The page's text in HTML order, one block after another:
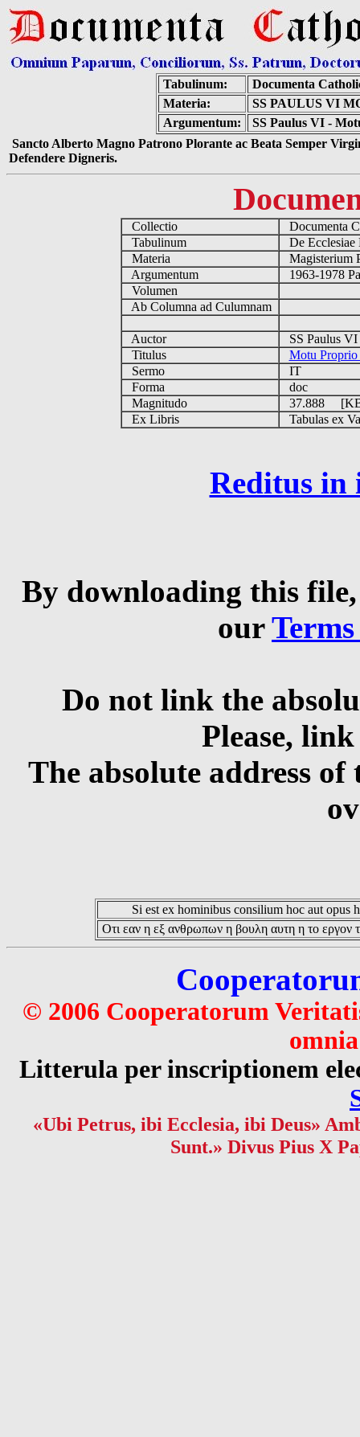
Tabulinum:
Documenta
Materia:
SS PAULUS VI
Argumentum:
SS Paulus VI -
Sancto Alberto Magno Patrono Plorante ac Beata Semper
Defendere Digneris.
Collectio
Documenta
Tabulinum
De
Materia
Magisterium
Argumentum
1963-1978
Volumen
Ab Columna ad Culumnam
Auctor
SS Paulus
Titulus
Motu Proprio
Sermo
IT
Forma
doc
Magnitudo
37.888
Ex Libris
Tabulas ex
Reditus in
By downloading this
our
Do not link the
Please,
The absolute address
Si est ex hominibus consilium hoc aut opus
Οτι εαν η εξ ανθρωπων η βουλη αυτη η το εργον
© 2006 Cooperatorum
Litterula per inscriptionem
«Ubi Petrus, ibi Ecclesia, ibi Deus»
Sunt.» Divus Pius X